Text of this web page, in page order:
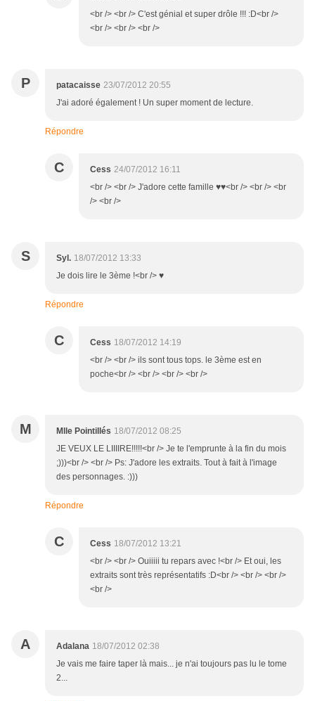
<br /> <br /> C'est génial et super drôle !!! :D<br />
<br /> <br /> <br />
P patacaisse 23/07/2012 20:55
J'ai adoré également ! Un super moment de lecture.
Répondre
C Cess 24/07/2012 16:11
<br /> <br /> J'adore cette famille ♥♥<br /> <br /> <br
/> <br />
S Syl. 18/07/2012 13:33
Je dois lire le 3ème !<br /> ♥
Répondre
C Cess 18/07/2012 14:19
<br /> <br /> ils sont tous tops. le 3ème est en
poche<br /> <br /> <br /> <br />
M Mlle Pointillés 18/07/2012 08:25
JE VEUX LE LIIIIRE!!!!!<br /> Je te l'emprunte à la fin du mois
;)))<br /> <br /> Ps: J'adore les extraits. Tout à fait à l'image
des personnages. :)))
Répondre
C Cess 18/07/2012 13:21
<br /> <br /> Ouiiiii tu repars avec !<br /> Et oui, les
extraits sont très représentatifs :D<br /> <br /> <br />
<br />
A Adalana 18/07/2012 02:38
Je vais me faire taper là mais... je n'ai toujours pas lu le tome
2...